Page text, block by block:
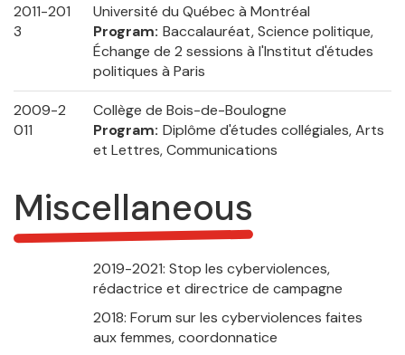
2011-201
3
Université du Québec à Montréal
Program Baccalauréat, Science politique,
Échange de 2 sessions à l'Institut d'études
politiques à Paris
2009-2
011
Collège de Bois-de-Boulogne
Program Diplôme d'études collégiales, Arts
et Lettres, Communications
Miscellaneous
2019-2021: Stop les cyberviolences,
rédactrice et directrice de campagne
2018: Forum sur les cyberviolences faites
aux femmes, coordonnatice